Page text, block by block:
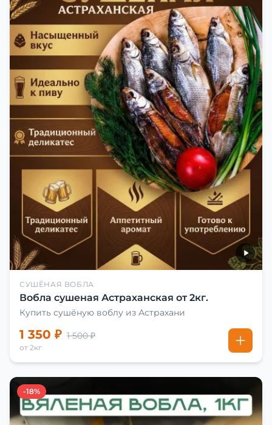
СУШЁНАЯ ВОБЛА
Вобла сушеная Астраханская от 2кг.
Купить сушёную воблу из Астрахани
1 350 ₽ 1 500 ₽
от 2кг
-18%